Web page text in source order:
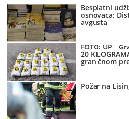
Besplatni
osnovaca:
avgusta
FOTO: UP -
20
graničnom
Požar na